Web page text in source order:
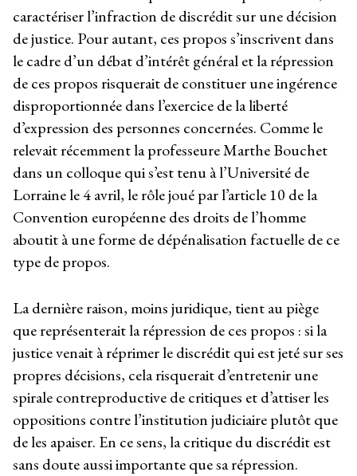
caractériser l’infraction de discrédit sur une décision
de justice. Pour autant, ces propos s’inscrivent dans
le cadre d’un débat d’intérêt général et la répression
de ces propos risquerait de constituer une ingérence
disproportionnée dans l’exercice de la liberté
d’expression des personnes concernées. Comme le
relevait récemment la professeure Marthe Bouchet
dans un colloque qui s’est tenu à l’Université de
Lorraine le 4 avril, le rôle joué par l’article 10 de la
Convention européenne des droits de l’homme
aboutit à une forme de dépénalisation factuelle de ce
type de propos.
La dernière raison, moins juridique, tient au piège
que représenterait la répression de ces propos : si la
justice venait à réprimer le discrédit qui est jeté sur ses
propres décisions, cela risquerait d’entretenir une
spirale contreproductive de critiques et d’attiser les
oppositions contre l’institution judiciaire plutôt que
de les apaiser. En ce sens, la critique du discrédit est
sans doute aussi importante que sa répression.